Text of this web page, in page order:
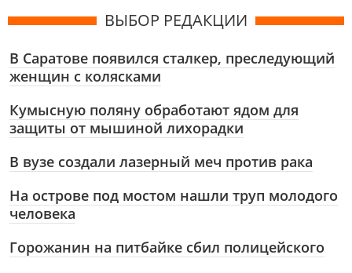
ВЫБОР РЕДАКЦИИ
В Саратове появился сталкер, преследующий
женщин с колясками
Кумысную поляну обработают ядом для
защиты от мышиной лихорадки
В вузе создали лазерный меч против рака
На острове под мостом нашли труп молодого
человека
Горожанин на питбайке сбил полицейского